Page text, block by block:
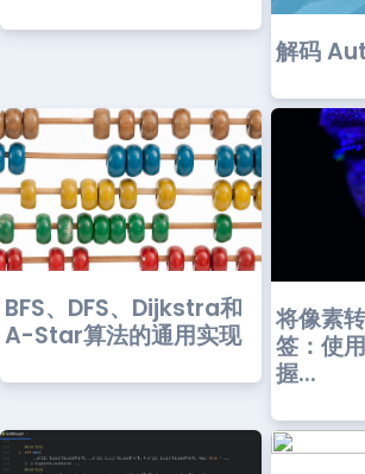
解码
BFS、DFS、Dijkstra和
A-Star算法的通用实现
将像素
签：使
握...